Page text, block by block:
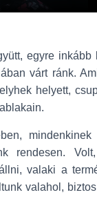
egyre inkább
várt ránk.
helyett,
rendesen.
valaki a
valahol,